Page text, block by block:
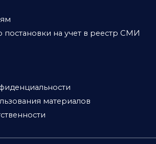
постановки на учет в реестр СМИ
материалов